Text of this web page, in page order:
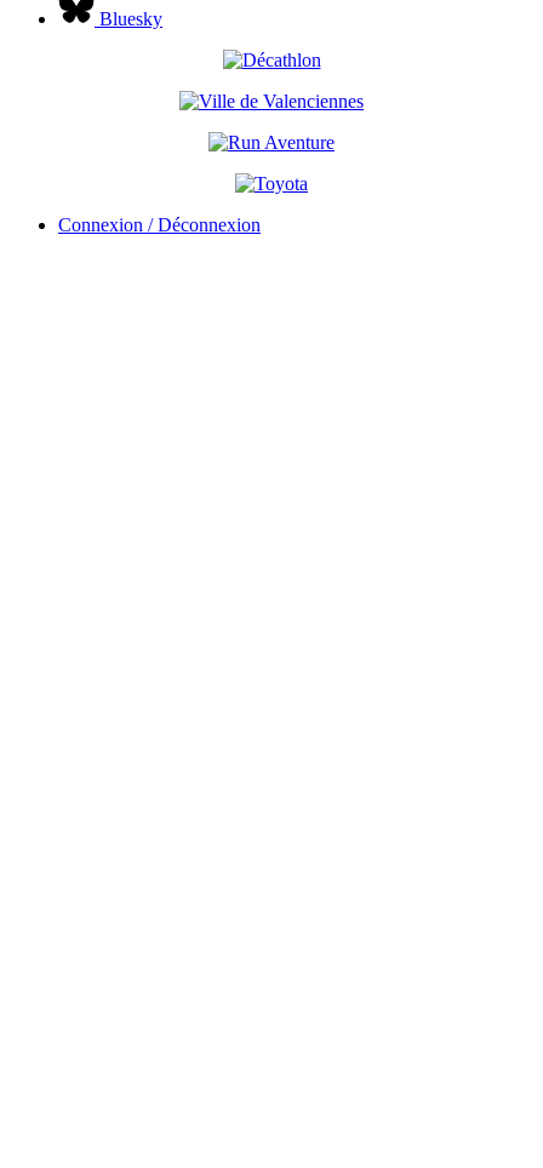
Bluesky
Connexion / Déconnexion